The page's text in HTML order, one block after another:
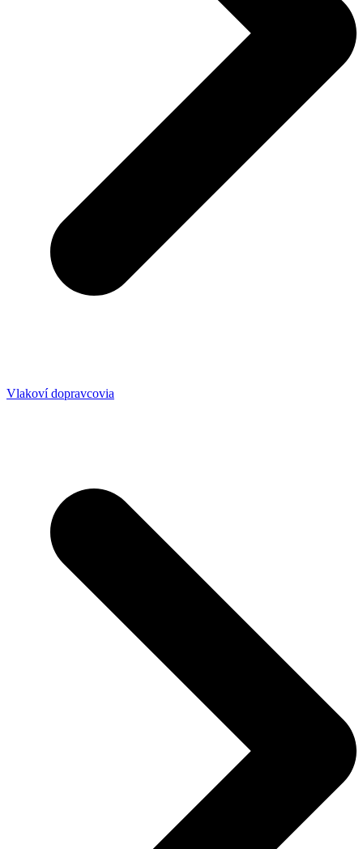
Vlakoví dopravcovia